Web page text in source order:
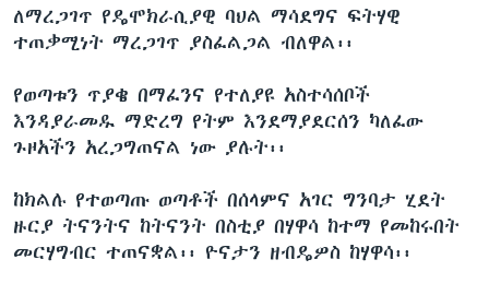
ለማረጋገጥ የዴሞክራሲያዊ ባህል ማሳደግና ፍትሃዊ
ተጠቃሚነት ማረጋገጥ ያስፈልጋል ብለዋል፡፡
የወጣቱን ጥያቄ በማፈንና የተለያዩ አስተሳሰቦች
እንዳያራመዱ ማድረግ የትም እንደማያደርሰን ካለፈው
ጉዞአችን አረጋግጠናል ነው ያሉት፡፡
ከክልሉ የተወጣጡ ወጣቶች በሰላምና አገር ግንባታ ሂደት
ዙርያ ትናንትና ከትናንት በስቲያ በሃዋሳ ከተማ የመከሩበት
መርሃግብር ተጠናቋል፡፡ ዮናታን ዘብዴዎስ ከሃዋሳ፡፡